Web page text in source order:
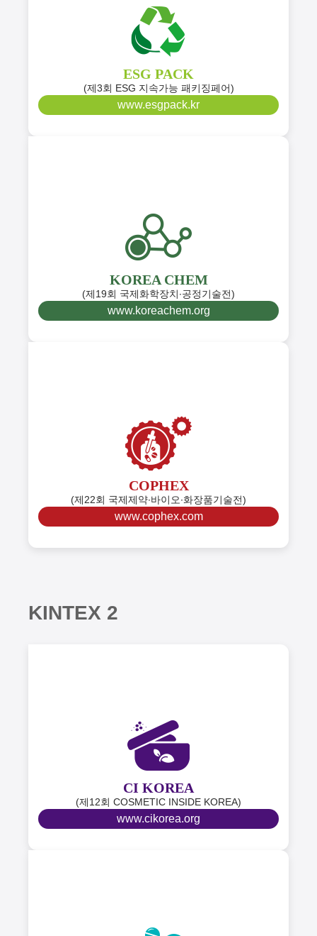
ESG PACK
(제3회 ESG 지속가능 패키징페어)
www.esgpack.kr
KOREA CHEM
(제19회 국제화학장치∙공정기술전)
www.koreachem.org
COPHEX
(제22회 국제제약∙바이오∙화장품기술전)
www.cophex.com
KINTEX 2
CI KOREA
(제12회 COSMETIC INSIDE KOREA)
www.cikorea.org